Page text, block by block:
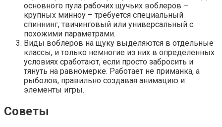
основного пула рабочих щучьих воблеров –
крупных минноу – требуется специальный
спиннинг, твичинговый или универсальный с
похожими параметрами.
Виды воблеров на щуку выделяются в отдельные
классы, и только немногие из них в определенных
условиях сработают, если просто забросить и
тянуть на равномерке. Работает не приманка, а
рыболов, правильно создавая анимацию и
элементы игры.
Советы